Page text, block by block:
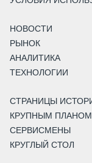
НОВОСТИ
РЫНОК
АНАЛИТИКА
ТЕХНОЛОГИИ
СТРАНИЦЫ
КРУПНЫМ ПЛАНОМ
СЕРВИСМЕНЫ
КРУГЛЫЙ СТОЛ